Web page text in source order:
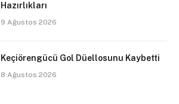
Hazırlıkları
9 Ağustos 2026
Keçiörengücü Gol Düellosunu Kaybetti
8 Ağustos 2026